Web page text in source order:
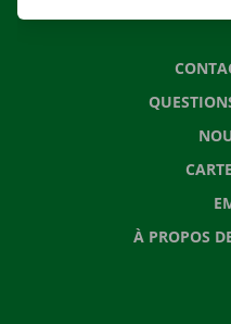
À PROPOS